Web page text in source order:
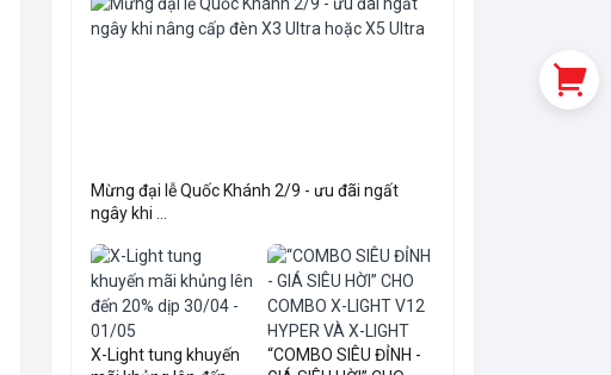
Mừng đại lễ Quốc Khánh 2/9 - ưu đãi ngất
ngây khi ...
X-Light tung khuyến
“COMBO SIÊU ĐỈNH -